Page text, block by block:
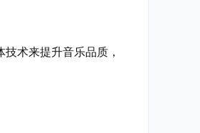
术来提升音乐品质，